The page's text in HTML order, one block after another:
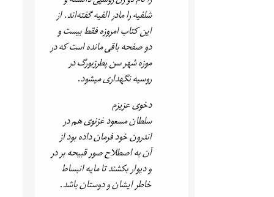
شلفیه را مادر الفیه گفته‌اند. از
این کتاب امروزه فقط بیست و
دو صفحه باقی مانده است که در
موزه شهر سن پطرزبورگ در
روسیه نگهداری میشود.
دخوی عزیزم
سلطان مسعود غزنوی هم در
اندرون خود فرمان داده بود از
آن به اصطلاح صور قبیحه بر در
و دیوار بکشند تا مایه انبساط
خاطر ایشان و دوستان باشد.